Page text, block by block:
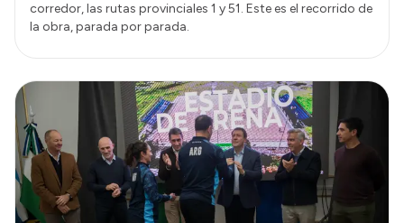
corredor, las rutas provinciales 1 y 51. Este es el recorrido de
la obra, parada por parada.